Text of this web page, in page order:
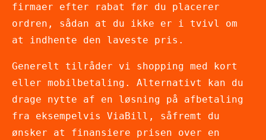
firmaer efter rabat før du placerer
ordren, sådan at du ikke er i tvivl om
at indhente den laveste pris.
Generelt tilråder vi shopping med kort
eller mobilbetaling. Alternativt kan du
drage nytte af en løsning på afbetaling
fra eksempelvis ViaBill, såfremt du
ønsker at finansiere prisen over en